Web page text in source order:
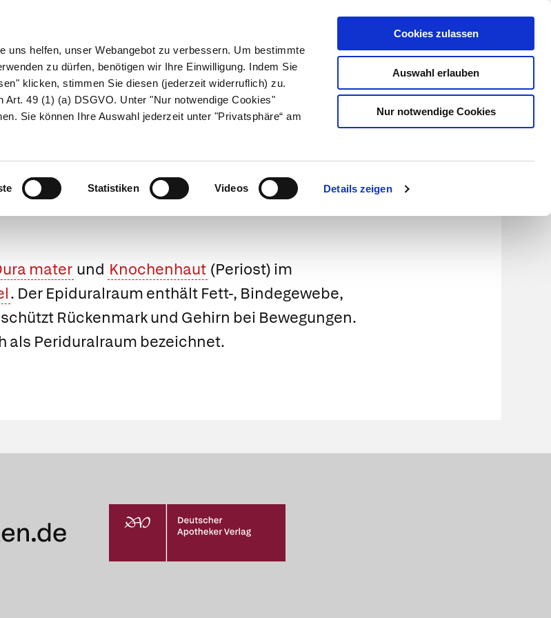
uns helfen, unser Webangebot zu verbessern. Um bestimmte
zu dürfen, benötigen wir Ihre Einwilligung. Indem Sie
klicken, stimmen Sie diesen (jederzeit widerruflich) zu.
49 (1) (a) DSGVO. Unter "Nur notwendige Cookies"
Sie können Ihre Auswahl jederzeit unter "Privatsphäre“ am
Statistiken Videos Details zeigen
Cookies zulassen
Auswahl erlauben
Nur notwendige Cookies
Kundenlogin
Suche
Naturheilkunde Eltern & Kind Gesund leben Über uns
mater und Knochenhaut (Periost) im
. Der Epiduralraum enthält Fett-, Bindegewebe,
Rückenmark und Gehirn bei Bewegungen.
als Periduralraum bezeichnet.